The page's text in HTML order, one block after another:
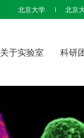
北京大学 北京
关于实验室 科研